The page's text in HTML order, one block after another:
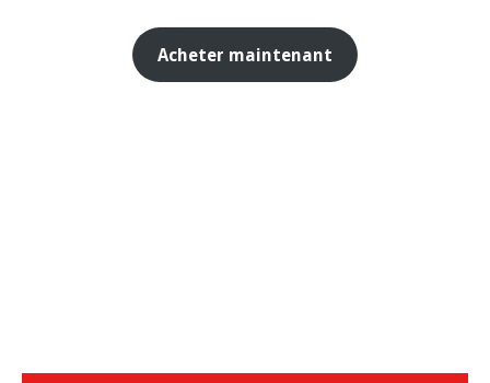
Acheter maintenant